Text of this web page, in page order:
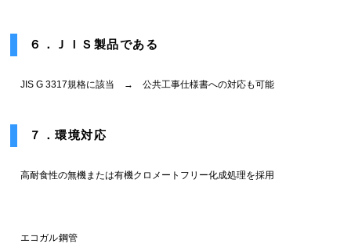
６．ＪＩＳ製品である
JIS G 3317規格に該当 → 公共工事仕様書への対応も可能
７．環境対応
高耐食性の無機または有機クロメートフリー化成処理を採用
エコガル鋼管